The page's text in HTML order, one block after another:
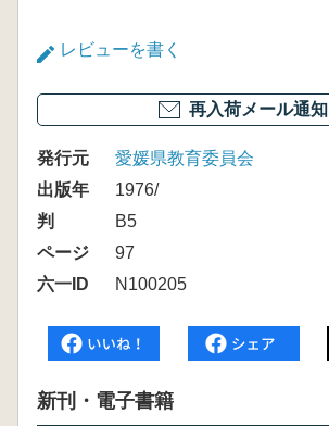
レビューを書く
再入荷メール通知
発行元
愛媛県教育委員会
出版年
1976/
判
B5
ページ
97
六一ID
N100205
新刊・電子書籍